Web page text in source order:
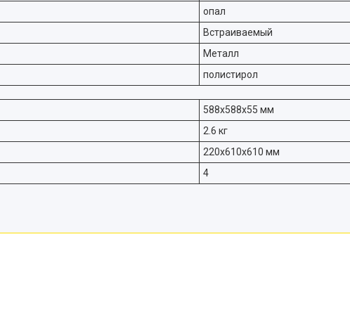
опал
Встраиваемый
Металл
полистирол
588х588х55 мм
2.6 кг
220х610х610 мм
4